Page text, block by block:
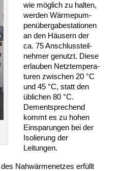
wie möglich zu halten,
werden Wärme­pum­
pen­über­ga­be­sta­tionen
an den Häusern der
ca. 75Anschluss­teil­
nehmer genutzt. Diese
erlauben Netz­tem­pe­ra­
turen zwischen 20°C
und 45°C, statt den
üblichen 80°C.
Dementspre­chend
kommt es zu hohen
Einspa­rungen bei der
Isolierung der
Leitungen.
Nahwär­me­netzes erfüllt